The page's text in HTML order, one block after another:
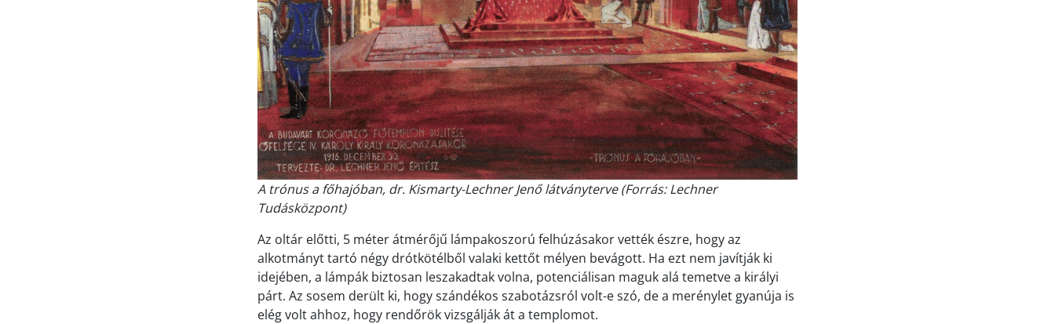
A trónus a főhajóban, dr. Kismarty-Lechner Jenő látványterve (Forrás: Lechner
Tudásközpont)
Az oltár előtti, 5 méter átmérőjű lámpakoszorú felhúzásakor vették észre, hogy az
alkotmányt tartó négy drótkötélből valaki kettőt mélyen bevágott. Ha ezt nem javítják ki
idejében, a lámpák biztosan leszakadtak volna, potenciálisan maguk alá temetve a királyi
párt. Az sosem derült ki, hogy szándékos szabotázsról volt-e szó, de a merénylet gyanúja is
elég volt ahhoz, hogy rendőrök vizsgálják át a templomot.